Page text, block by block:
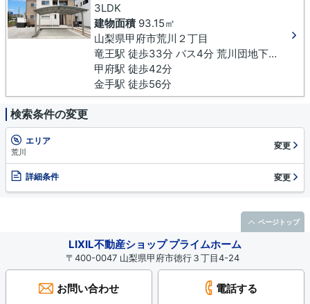
3LDK
建物面積93.15㎡
山梨県甲府市荒川２丁目
竜王駅 徒歩33分 バス4分 荒川団地下車 徒歩4分
甲府駅 徒歩42分
金手駅 徒歩56分
検索条件の変更
エリア
荒川
変更
詳細条件 変更
LIXIL不動産ショップ プライムホーム
〒400-0047 山梨県甲府市徳行３丁目4-24
お問い合わせ 電話する
ページトップ